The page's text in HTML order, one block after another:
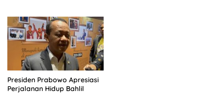
Presiden Prabowo Apresiasi
Perjalanan Hidup Bahlil